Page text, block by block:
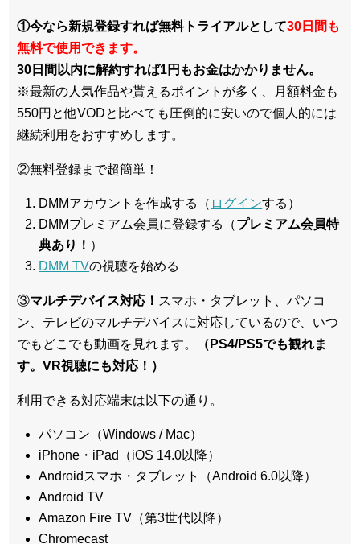
①今なら新規登録すれば無料トライアルとして30日間も
無料で使用できます。
30日間以内に解約すれば1円もお金はかかりません。
※最新の人気作品や貰えるポイントが多く、月額料金も
550円と他VODと比べても圧倒的に安いので個人的には
継続利用をおすすめします。
②無料登録まで超簡単！
DMMアカウントを作成する（ ログインする）
DMMプレミアム会員に登録する（プレミアム会員特
典あり！ ）
DMM TVの視聴を始める
③マルチデバイス対応！ スマホ・タブレット、パソコ
ン、テレビのマルチデバイスに対応しているので、いつ
でもどこでも動画を見れます。
（PS4/PS5でも観れま
す。VR視聴にも対応！）
利用できる対応端末は以下の通り。
パソコン（Windows / Mac）
iPhone・iPad（iOS 14.0以降）
Androidスマホ・タブレット（Android 6.0以降）
Android TV
Amazon Fire TV（第3世代以降）
Chromecast